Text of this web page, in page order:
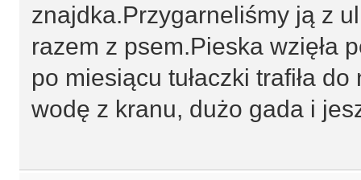
znajdka.Przygarneliśmy ją z
razem z psem.Pieska wzięła
po miesiącu tułaczki trafiła
wodę z kranu, dużo gada i